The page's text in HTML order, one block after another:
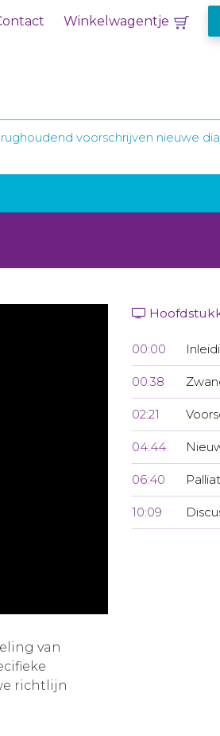
Winkelwagentje
voorschrijven nieuwe
00:00
00:38
02:21
04:44
06:40
10:09
van
richtlijn